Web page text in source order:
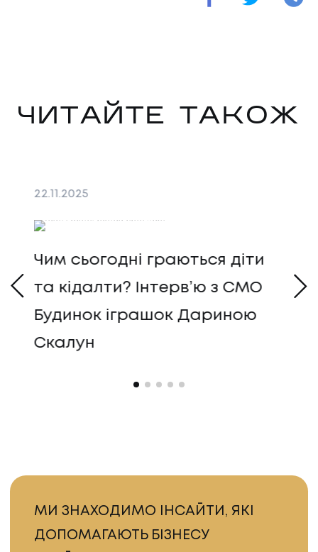
ЧИТАЙТЕ ТАКОЖ
22.11 .2025
Чим сьогодні граються діти
та кідалти? Інтервʼю з CMO
Будинок іграшок Дариною
Скалун
МИ ЗНАХОДИМО ІНСАЙТИ, ЯКІ
ДОПОМАГАЮТЬ БІЗНЕСУ